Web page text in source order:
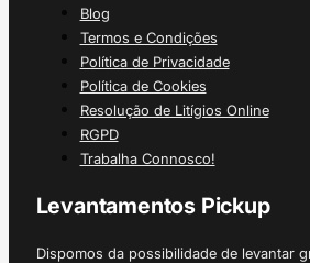
Blog
Termos e Condições
Política de Privacidade
Política de Cookies
Resolução de Litígios Online
RGPD
Trabalha Connosco!
Levantamentos Pickup
Dispomos da possibilidade de levantar